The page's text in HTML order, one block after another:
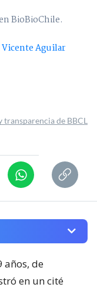
BioBioChile.
Vicente Aguilar
transparencia de BBCL
años, de
en un cité